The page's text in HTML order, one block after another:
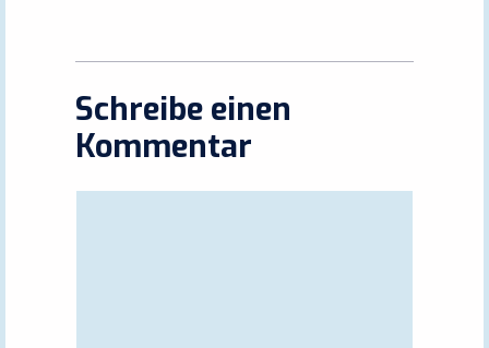
Schreibe einen
Kommentar